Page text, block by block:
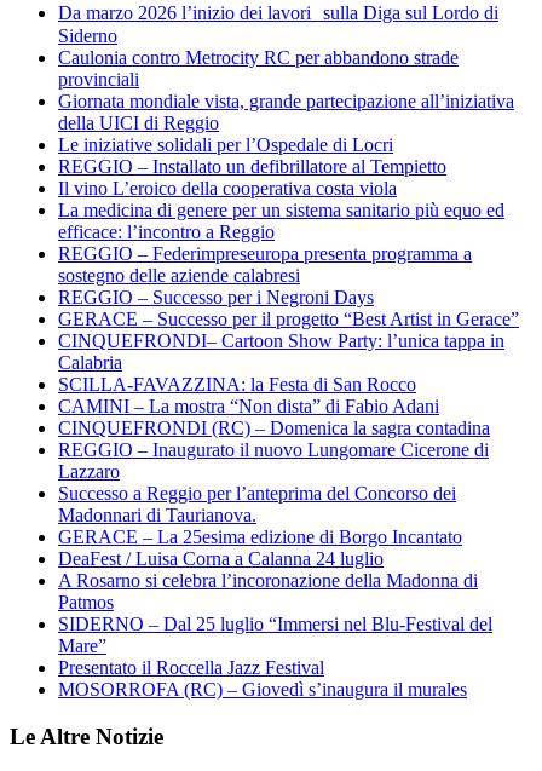
Da marzo 2026 l’inizio dei lavori sulla Diga sul Lordo di
Siderno
Caulonia contro Metrocity RC per abbandono strade
provinciali
Giornata mondiale vista, grande partecipazione all’iniziativa
della UICI di Reggio
Le iniziative solidali per l’Ospedale di Locri
REGGIO – Installato un defibrillatore al Tempietto
Il vino L’eroico della cooperativa costa viola
La medicina di genere per un sistema sanitario più equo ed
efficace: l’incontro a Reggio
REGGIO – Federimpreseuropa presenta programma a
sostegno delle aziende calabresi
REGGIO – Successo per i Negroni Days
GERACE – Successo per il progetto “Best Artist in Gerace”
CINQUEFRONDI– Cartoon Show Party: l’unica tappa in
Calabria
SCILLA-FAVAZZINA: la Festa di San Rocco
CAMINI – La mostra “Non dista” di Fabio Adani
CINQUEFRONDI (RC) – Domenica la sagra contadina
REGGIO – Inaugurato il nuovo Lungomare Cicerone di
Lazzaro
Successo a Reggio per l’anteprima del Concorso dei
Madonnari di Taurianova.
GERACE – La 25esima edizione di Borgo Incantato
DeaFest / Luisa Corna a Calanna 24 luglio
A Rosarno si celebra l’incoronazione della Madonna di
Patmos
SIDERNO – Dal 25 luglio “Immersi nel Blu-Festival del
Mare”
Presentato il Roccella Jazz Festival
MOSORROFA (RC) – Giovedì s’inaugura il murales
Le Altre Notizie